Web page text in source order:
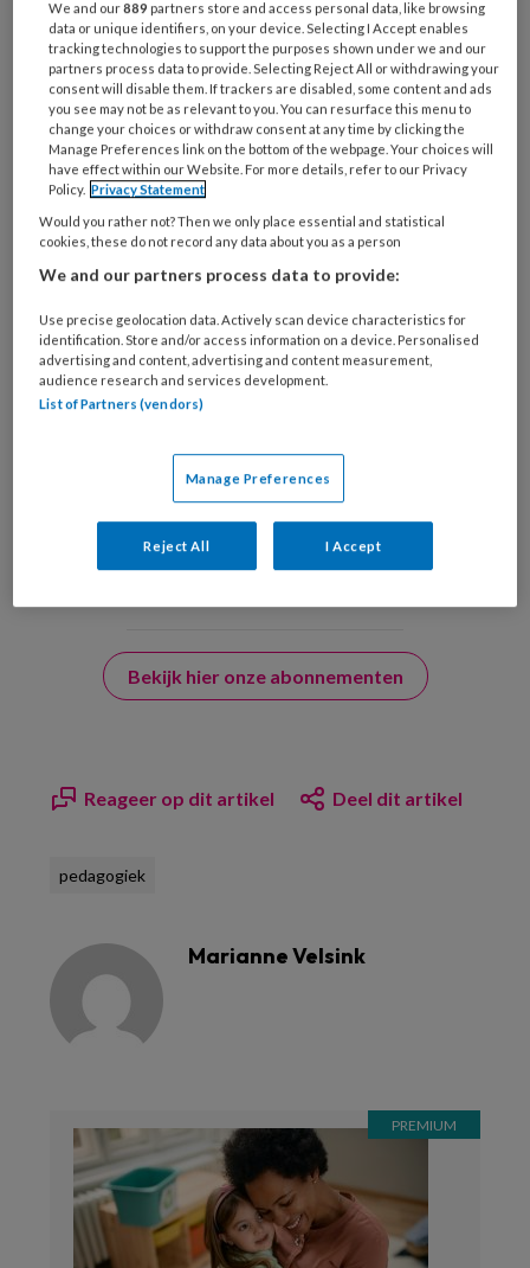
organisatie
werk
je?
Untitled
Ontvang 2x per week de
KinderopvangTotaal nieuwsbrief
Ontvang iedere zondag het
Management Kinderopvang
Weekoverzicht
Ja, ik geef toestemming voor e-mails
van KinderopvangTotaal en
Springer Media B.V.
?
Uw bovenstaande gegevens kunnen worden toegevoegd aan
Bekijk hier onze abonnementen
Reageer op dit artikel Deel dit artikel
pedagogiek
Marianne Velsink
We and our889 partners store and access personal data, like browsing
data or unique identifiers, on your device. Selecting I Accept enables
tracking technologies to support the purposes shown under we and our
partners process data to provide. Selecting Reject All or withdrawing your
consent will disable them. If trackers are disabled, some content and ads
you see may not be as relevant to you. You can resurface this menu to
change your choices or withdraw consent at any time by clicking the
Manage Preferences link on the bottom of the webpage. Your choices will
have effect within our Website. For more details, refer to our Privacy
Policy. Privacy Statement
Would you rather not? Then we only place essential and statistical
cookies, these do not record any data about you as a person
We and our partners process data to provide:
Use precise geolocation data. Actively scan device characteristics for
identification. Store and/or access information on a device. Personalised
advertising and content, advertising and content measurement,
audience research and services development.
List of Partners (vendors)
Manage Preferences
Reject All I Accept